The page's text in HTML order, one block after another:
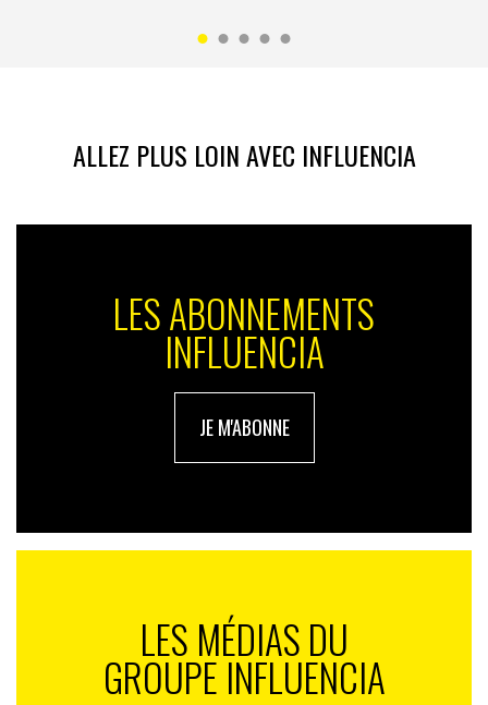
ALLEZ PLUS LOIN AVEC INFLUENCIA
LES ABONNEMENTS
INFLUENCIA
JE M'ABONNE
LES MÉDIAS DU
GROUPE INFLUENCIA